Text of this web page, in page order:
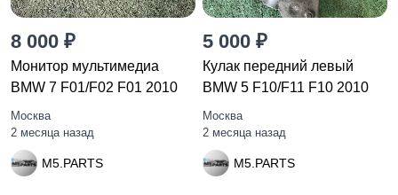
8 000 ₽
Монитор мультимедиа
BMW 7 F01/F02 F01 2010
Москва
2 месяца назад
M5.PARTS
5 000 ₽
Кулак передний левый
BMW 5 F10/F11 F10 2010
Москва
2 месяца назад
M5.PARTS